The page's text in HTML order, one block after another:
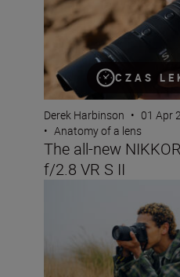
CZAS
Derek Harbinson • 01 Apr
• Anatomy of a lens
The all-new
f/2.8 VR S II